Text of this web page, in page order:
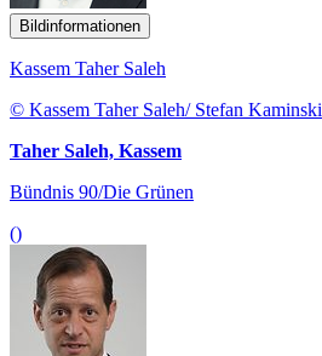
Bildinformationen
Kassem Taher Saleh
© Kassem Taher Saleh/ Stefan Kaminski
Taher Saleh, Kassem
Bündnis 90/Die Grünen
()